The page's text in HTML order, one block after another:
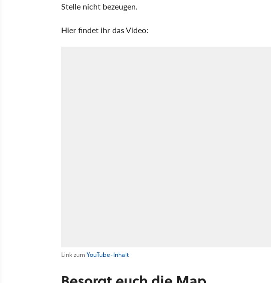
Stelle nicht bezeugen.
Hier findet ihr das Video:
Link zum YouTube-Inhalt